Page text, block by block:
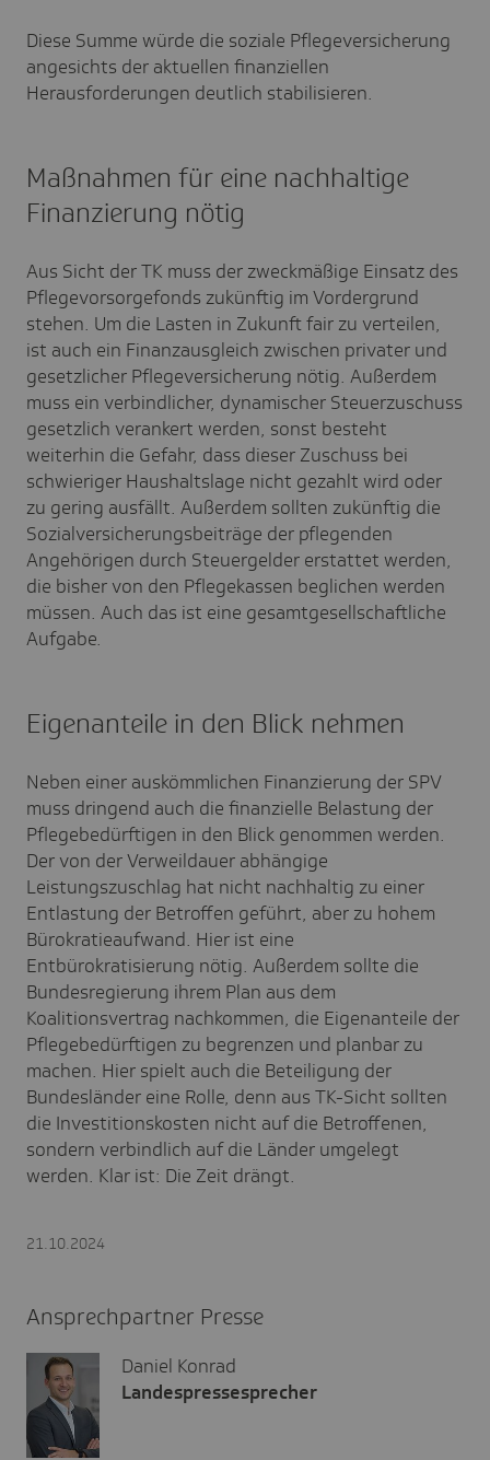
Diese Summe würde die soziale Pflegeversicherung
angesichts der aktuellen finanziellen
Herausforderungen deutlich stabilisieren.
Maßnahmen für eine nachhaltige
Finanzierung nötig
Aus Sicht der TK muss der zweckmäßige Einsatz des
Pflegevorsorgefonds zukünftig im Vordergrund
stehen. Um die Lasten in Zukunft fair zu verteilen,
ist auch ein Finanzausgleich zwischen privater und
gesetzlicher Pflegeversicherung nötig. Außerdem
muss ein verbindlicher, dynamischer Steuerzuschuss
gesetzlich verankert werden, sonst besteht
weiterhin die Gefahr, dass dieser Zuschuss bei
schwieriger Haushaltslage nicht gezahlt wird oder
zu gering ausfällt. Außerdem sollten zukünftig die
Sozialversicherungsbeiträge der pflegenden
Angehörigen durch Steuergelder erstattet werden,
die bisher von den Pflegekassen beglichen werden
müssen. Auch das ist eine gesamtgesellschaftliche
Aufgabe.
Eigenanteile in den Blick nehmen
Neben einer auskömmlichen Finanzierung der SPV
muss dringend auch die finanzielle Belastung der
Pflegebedürftigen in den Blick genommen werden.
Der von der Verweildauer abhängige
Leistungszuschlag hat nicht nachhaltig zu einer
Entlastung der Betroffen geführt, aber zu hohem
Bürokratieaufwand. Hier ist eine
Entbürokratisierung nötig. Außerdem sollte die
Bundesregierung ihrem Plan aus dem
Koalitionsvertrag nachkommen, die Eigenanteile der
Pflegebedürftigen zu begrenzen und planbar zu
machen. Hier spielt auch die Beteiligung der
Bundesländer eine Rolle, denn aus TK-Sicht sollten
die Investitionskosten nicht auf die Betroffenen,
sondern verbindlich auf die Länder umgelegt
werden. Klar ist: Die Zeit drängt.
21.10.2024
Ansprechpartner Presse
Daniel Konrad
Landespressesprecher